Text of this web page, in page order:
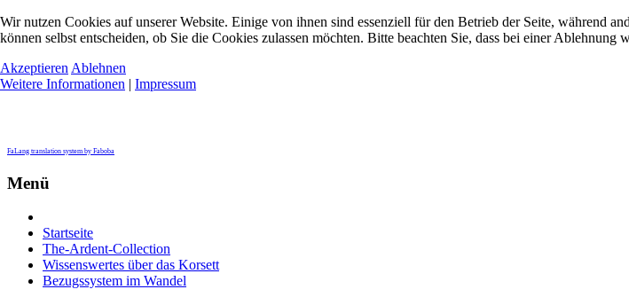
FaLang translation system by Faboba
Menü
Startseite
The-Ardent-Collection
Wissenswertes über das Korsett
Bezugssystem im Wandel
Wir nutzen Cookies auf unserer Website. Einige von ihnen sind essenziell für den Betrieb der Seite, während
können selbst entscheiden, ob Sie die Cookies zulassen möchten. Bitte beachten Sie, dass bei einer
Akzeptieren Ablehnen
Weitere Informationen | Impressum